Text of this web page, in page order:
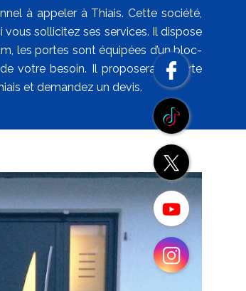
à appeler à Thiais. Cette société,
sollicitez ses services. Il dispose
les portes sont équipées d’un bloc-
votre besoin. Il proposera la porte
et demandez un devis.